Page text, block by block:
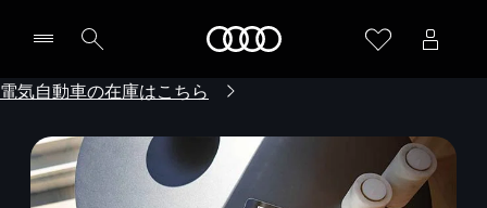
電気自動車の在庫はこちら